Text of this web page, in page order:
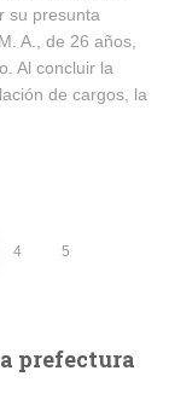
su presunta
A., de 26 años,
Al concluir la
de cargos, la
4 5
prefectura